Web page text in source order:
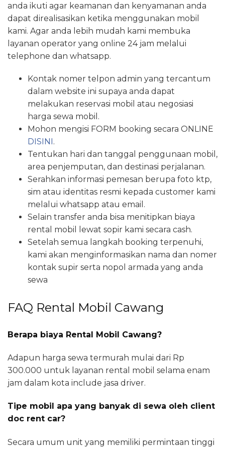
anda ikuti agar keamanan dan kenyamanan anda
dapat direalisasikan ketika menggunakan mobil
kami. Agar anda lebih mudah kami membuka
layanan operator yang online 24 jam melalui
telephone dan whatsapp.
Kontak nomer telpon admin yang tercantum
dalam website ini supaya anda dapat
melakukan reservasi mobil atau negosiasi
harga sewa mobil.
Mohon mengisi FORM booking secara ONLINE
DISINI .
Tentukan hari dan tanggal penggunaan mobil,
area penjemputan, dan destinasi perjalanan.
Serahkan informasi pemesan berupa foto ktp,
sim atau identitas resmi kepada customer kami
melalui whatsapp atau email.
Selain transfer anda bisa menitipkan biaya
rental mobil lewat sopir kami secara cash.
Setelah semua langkah booking terpenuhi,
kami akan menginformasikan nama dan nomer
kontak supir serta nopol armada yang anda
sewa
FAQ Rental Mobil Cawang
Berapa biaya Rental Mobil Cawang?
Adapun harga sewa termurah mulai dari Rp
300.000 untuk layanan rental mobil selama enam
jam dalam kota include jasa driver.
Tipe mobil apa yang banyak di sewa oleh client
doc rent car?
Secara umum unit yang memiliki permintaan tinggi